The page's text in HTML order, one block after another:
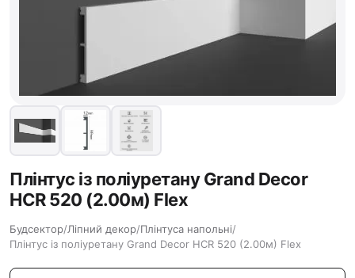
Плінтус із поліуретану Grand Decor
HCR 520 (2.00м) Flex
Будсектор/Ліпний декор/Плінтуса напольні/
Плінтус із поліуретану Grand Decor HCR 520 (2.00м) Flex